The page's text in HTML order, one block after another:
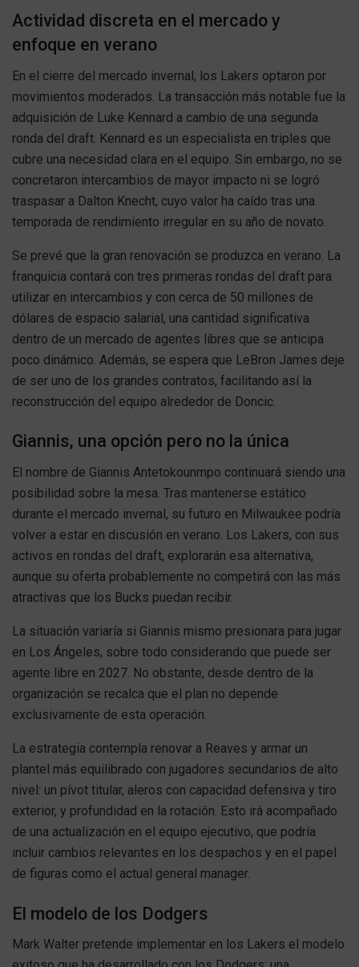
Actividad discreta en el mercado y
enfoque en verano
En el cierre del mercado invernal, los Lakers optaron por
movimientos moderados. La transacción más notable fue la
adquisición de Luke Kennard a cambio de una segunda
ronda del draft. Kennard es un especialista en triples que
cubre una necesidad clara en el equipo. Sin embargo, no se
concretaron intercambios de mayor impacto ni se logró
traspasar a Dalton Knecht, cuyo valor ha caído tras una
temporada de rendimiento irregular en su año de novato.
Se prevé que la gran renovación se produzca en verano. La
franquicia contará con tres primeras rondas del draft para
utilizar en intercambios y con cerca de 50 millones de
dólares de espacio salarial, una cantidad significativa
dentro de un mercado de agentes libres que se anticipa
poco dinámico. Además, se espera que LeBron James deje
de ser uno de los grandes contratos, facilitando así la
reconstrucción del equipo alrededor de Doncic.
Giannis, una opción pero no la única
El nombre de Giannis Antetokounmpo continuará siendo una
posibilidad sobre la mesa. Tras mantenerse estático
durante el mercado invernal, su futuro en Milwaukee podría
volver a estar en discusión en verano. Los Lakers, con sus
activos en rondas del draft, explorarán esa alternativa,
aunque su oferta probablemente no competirá con las más
atractivas que los Bucks puedan recibir.
La situación variaría si Giannis mismo presionara para jugar
en Los Ángeles, sobre todo considerando que puede ser
agente libre en 2027. No obstante, desde dentro de la
organización se recalca que el plan no depende
exclusivamente de esta operación.
La estrategia contempla renovar a Reaves y armar un
plantel más equilibrado con jugadores secundarios de alto
nivel: un pívot titular, aleros con capacidad defensiva y tiro
exterior, y profundidad en la rotación. Esto irá acompañado
de una actualización en el equipo ejecutivo, que podría
incluir cambios relevantes en los despachos y en el papel
de figuras como el actual general manager.
El modelo de los Dodgers
Mark Walter pretende implementar en los Lakers el modelo